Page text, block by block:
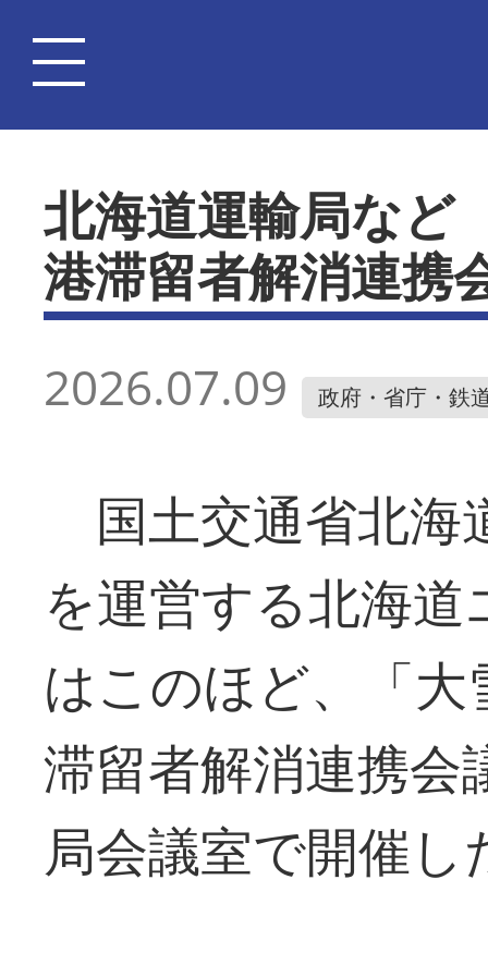
北海道運輸局な
港滞留者解消連携
2026.07.09 政府・省庁・鉄
国土交通省北海
を運営する北海
はこのほど、「
滞留者解消連携会
局会議室で開催し